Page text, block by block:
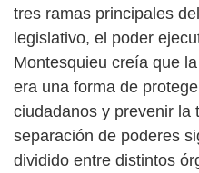
tres ramas principales
legislativo, el poder
Montesquieu creía que
era una forma de
ciudadanos y prevenir la
separación de poderes
dividido entre distintos